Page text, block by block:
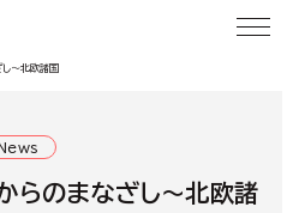
～北欧諸国に学ぶジェンダー平等～
News
のまなざし～北欧諸